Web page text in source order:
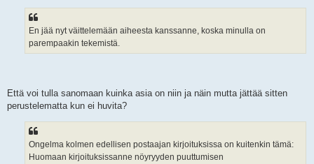
En jää nyt väittelemään aiheesta kanssanne, koska minulla on
parempaakin tekemistä.
Että voi tulla sanomaan kuinka asia on niin ja näin mutta jättää sitten
perustelematta kun ei huvita?
Ongelma kolmen edellisen postaajan kirjoituksissa on kuitenkin tämä:
Huomaan kirjoituksissanne nöyryyden puuttumisen